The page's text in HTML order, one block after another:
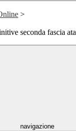
>
seconda fascia ata
navigazione